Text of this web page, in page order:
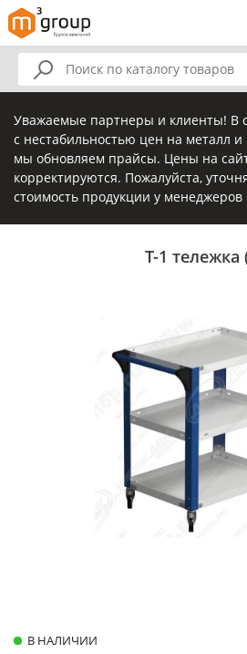
Уважаемые партнеры и клиенты! В
с нестабильностью цен на металл
мы обновляем прайсы. Цены на
корректируются. Пожалуйста,
стоимость продукции у менеджеров
Т-1 тележка
В НАЛИЧИИ